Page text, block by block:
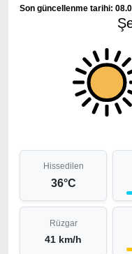
Son güncellenme tarihi:
Hissedilen
36°C
Rüzgar
41 km/h